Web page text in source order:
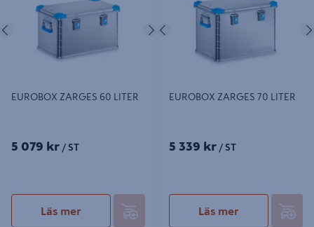
Föregående Nästa
EUROBOX ZARGES 60 LITER
5 079 kr / ST
Läs mer
Föregående
EUROBOX ZARGES 70 LITER
5 339 kr / ST
Läs mer